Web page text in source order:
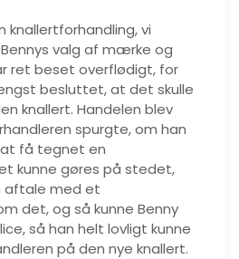
knallertforhandling, vi
valg af mærke og
ret beset overflødigt, for
besluttet, at det skulle
knallert. Handelen blev
spurgte, om han
få tegnet en
kunne gøres på stedet,
aftale med et
det, og så kunne Benny
så han helt lovligt kunne
på den nye knallert.